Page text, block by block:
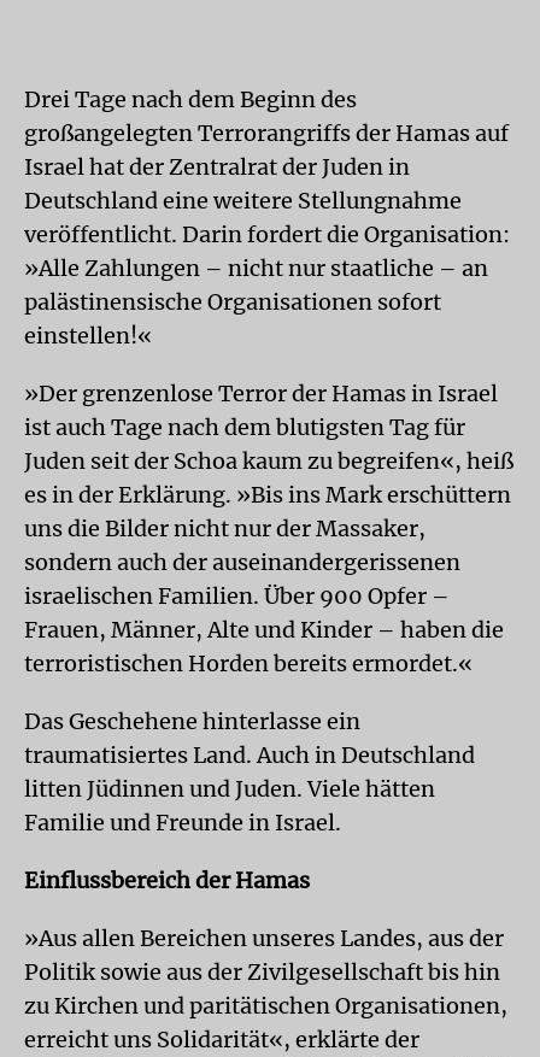
Drei Tage nach dem Beginn des
großangelegten Terrorangriffs der Hamas auf
Israel hat der Zentralrat der Juden in
Deutschland eine weitere Stellungnahme
veröffentlicht. Darin fordert die Organisation:
»Alle Zahlungen – nicht nur staatliche – an
palästinensische Organisationen sofort
einstellen!«
»Der grenzenlose Terror der Hamas in Israel
ist auch Tage nach dem blutigsten Tag für
Juden seit der Schoa kaum zu begreifen«, heiß
es in der Erklärung. »Bis ins Mark erschüttern
uns die Bilder nicht nur der Massaker,
sondern auch der auseinandergerissenen
israelischen Familien. Über 900 Opfer –
Frauen, Männer, Alte und Kinder – haben die
terroristischen Horden bereits ermordet.«
Das Geschehene hinterlasse ein
traumatisiertes Land. Auch in Deutschland
litten Jüdinnen und Juden. Viele hätten
Familie und Freunde in Israel.
Einflussbereich der Hamas
»Aus allen Bereichen unseres Landes, aus der
Politik sowie aus der Zivilgesellschaft bis hin
zu Kirchen und paritätischen Organisationen,
erreicht uns Solidarität«, erklärte der